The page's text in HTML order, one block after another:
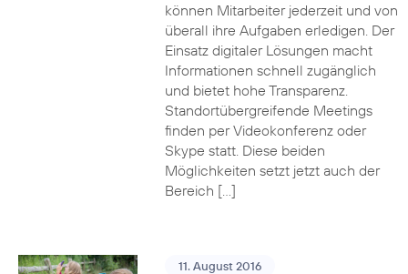
können Mitarbeiter jederzeit und von
überall ihre Aufgaben erledigen. Der
Einsatz digitaler Lösungen macht
Informationen schnell zugänglich
und bietet hohe Transparenz.
Standortübergreifende Meetings
finden per Videokonferenz oder
Skype statt. Diese beiden
Möglichkeiten setzt jetzt auch der
Bereich […]
11. August 2016